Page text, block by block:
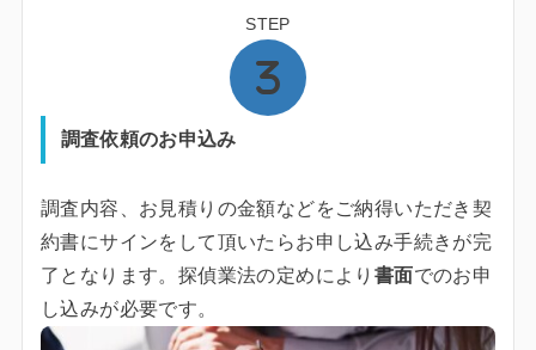
STEP
調査依頼のお申込み
調査内容、お見積りの金額などをご納得いただき契
約書にサインをして頂いたらお申し込み手続きが完
了となります。探偵業法の定めにより 書面でのお申
し込みが必要です。